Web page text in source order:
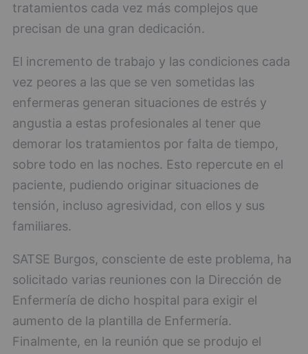
tratamientos cada vez más complejos que
precisan de una gran dedicación.
El incremento de trabajo y las condiciones cada
vez peores a las que se ven sometidas las
enfermeras generan situaciones de estrés y
angustia a estas profesionales al tener que
demorar los tratamientos por falta de tiempo,
sobre todo en las noches. Esto repercute en el
paciente, pudiendo originar situaciones de
tensión, incluso agresividad, con ellos y sus
familiares.
SATSE Burgos, consciente de este problema, ha
solicitado varias reuniones con la Dirección de
Enfermería de dicho hospital para exigir el
aumento de la plantilla de Enfermería.
Finalmente, en la reunión que se produjo el